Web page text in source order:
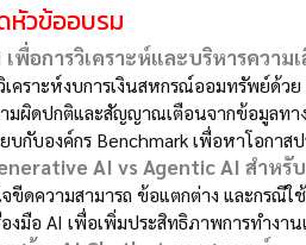
หัวข้ออบรม
พื่อการวิเคราะห์และบริหารความเ
เคราะห์งบการเงินสหกรณ์ออมทรัพย์ด้วย
มผิดปกติและสัญญาณเตือนจากข้อมูลทาง
บกับองค์กร Benchmark เพื่อหาโอกาส
AI vs Agentic AI สำหรั
ขีดความสามารถ ข้อแตกต่าง และกรณีใ
งมือ AI เพื่อเพิ่มประสิทธิภาพการทำงา